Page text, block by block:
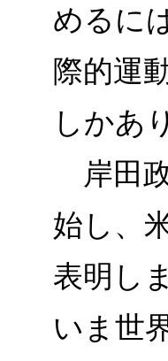
めるに
際的運
しかあ
岸田
始し、
表明し
いま世